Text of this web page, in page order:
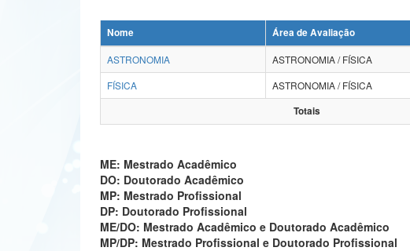
Nome
Área de Avaliação
ASTRONOMIA
ASTRONOMIA / FÍSICA
FÍSICA
ASTRONOMIA / FÍSICA
Totais
ME: Mestrado Acadêmico
DO: Doutorado Acadêmico
MP: Mestrado Profissional
DP: Doutorado Profissional
ME/DO: Mestrado Acadêmico e Doutorado Acadêmico
MP/DP: Mestrado Profissional e Doutorado Profissional